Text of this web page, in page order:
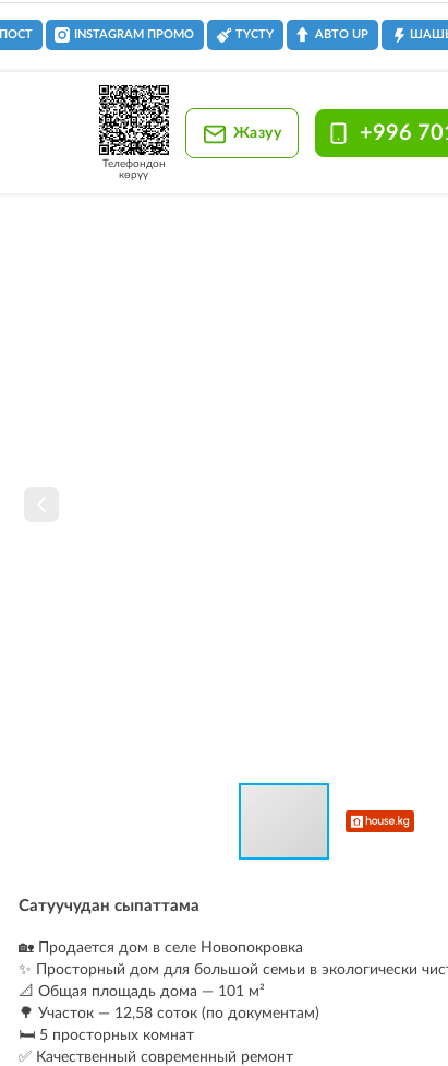
ПОСТ INSTAGRAM ПРОМО ТҮСТҮ АВТО UP
Телефондон
көрүү
Жазуу +996
Сатуучудан сыпаттама
🏡 Продается дом в селе Новопокровка
✨ Просторный дом для большой семьи в экологически
📐 Общая площадь дома — 101 м²
🌳 Участок — 12,58 соток (по документам)
🛏️ 5 просторных комнат
✅ Качественный современный ремонт